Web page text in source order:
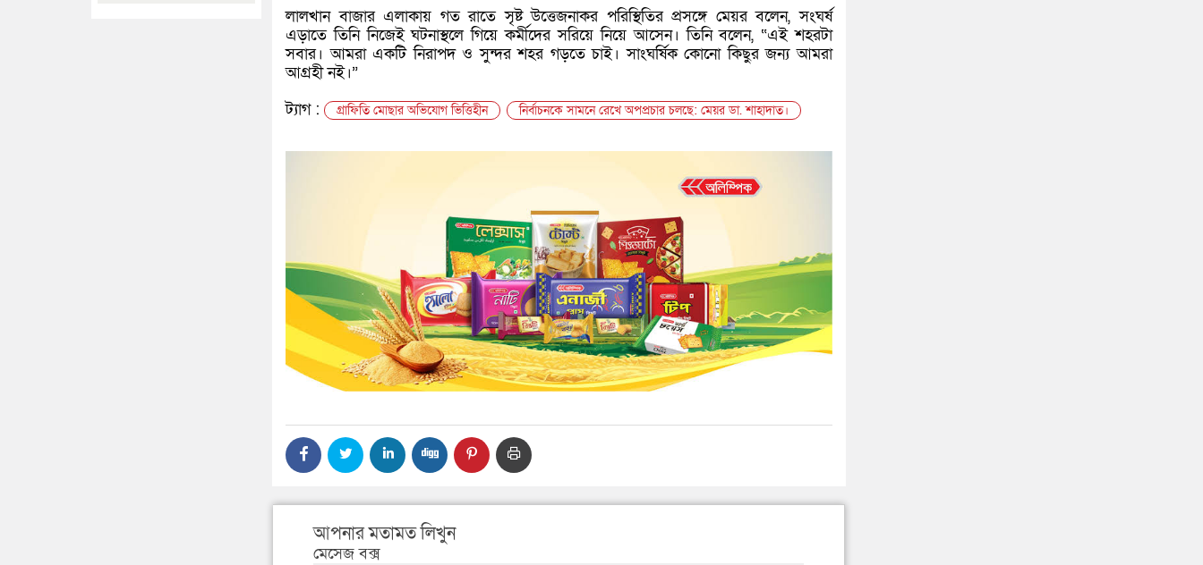
লালখান বাজার এলাকায় গত রাতে সৃষ্ট উত্তেজনাকর পরিস্থিতির প্রসঙ্গে মেয়র বলেন, সংঘর্ষ
এড়াতে তিনি নিজেই ঘটনাস্থলে গিয়ে কর্মীদের সরিয়ে নিয়ে আসেন। তিনি বলেন, “এই শহরটা
সবার। আমরা একটি নিরাপদ ও সুন্দর শহর গড়তে চাই। সাংঘর্ষিক কোনো কিছুর জন্য আমরা
আগ্রহী নই।”
ট্যাগ :
গ্রাফিতি মোছার অভিযোগ ভিত্তিহীন নির্বাচনকে সামনে রেখে অপপ্রচার চলছে: মেয়র ডা. শাহাদাত।
আপনার মতামত লিখুন
মেসেজ বক্স